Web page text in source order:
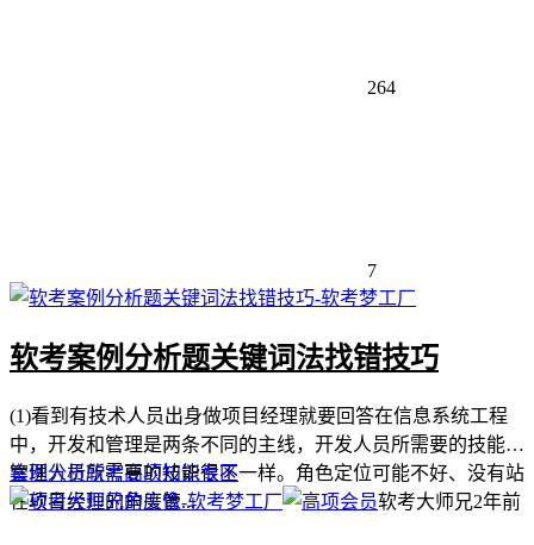
264
7
软考案例分析题关键词法找错技巧
(1)看到有技术人员出身做项目经理就要回答在信息系统工程
中，开发和管理是两条不同的主线，开发人员所需要的技能与
管理人员所需要的技能很不一样。角色定位可能不好、没有站
在项目经理的角度管...
案例分析软考高项知识专区
软考大师兄2年前